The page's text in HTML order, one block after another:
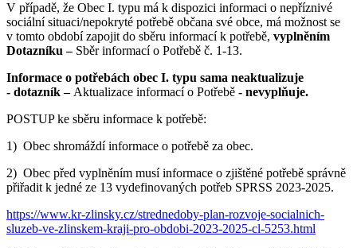
V případě, že Obec I. typu má k dispozici informaci o nepříznivé
sociální situaci/nepokryté potřebě občana své obce, má možnost se
v tomto období zapojit do sběru informací k potřebě, vyplněním
Dotazníku – Sběr informací o Potřebě č. 1-13.
Informace o potřebách obec I. typu sama neaktualizuje
- dotazník – Aktualizace informací o Potřebě - nevyplňuje.
POSTUP ke sběru informace k potřebě:
1) Obec shromáždí informace o potřebě za obec.
2) Obec před vyplněním musí informace o zjištěné potřebě správně
přiřadit k jedné ze 13 vydefinovaných potřeb SPRSS 2023-2025.
https://www.kr-zlinsky.cz/strednedoby-plan-rozvoje-socialnich-
sluzeb-ve-zlinskem-kraji-pro-obdobi-2023-2025-cl-5253.html